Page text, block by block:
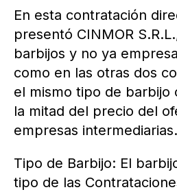
En esta contratación
presentó CINMOR
barbijos y no ya
como en las otras dos
el mismo tipo de barbijo
la mitad del precio del
empresas intermediarias.
Tipo de Barbijo: El
tipo de las